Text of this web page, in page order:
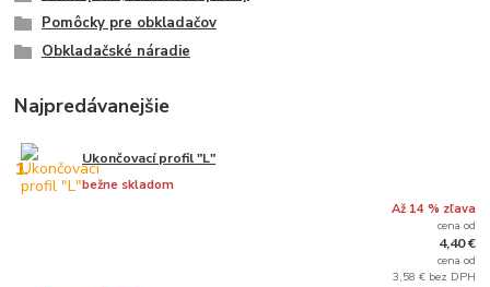
Pomôcky pre obkladačov
Obkladačské náradie
Najpredávanejšie
1. Ukončovací profil "L"
bežne skladom
Až 14 % zľava
cena od
4,40 €
cena od
3,58 € bez DPH